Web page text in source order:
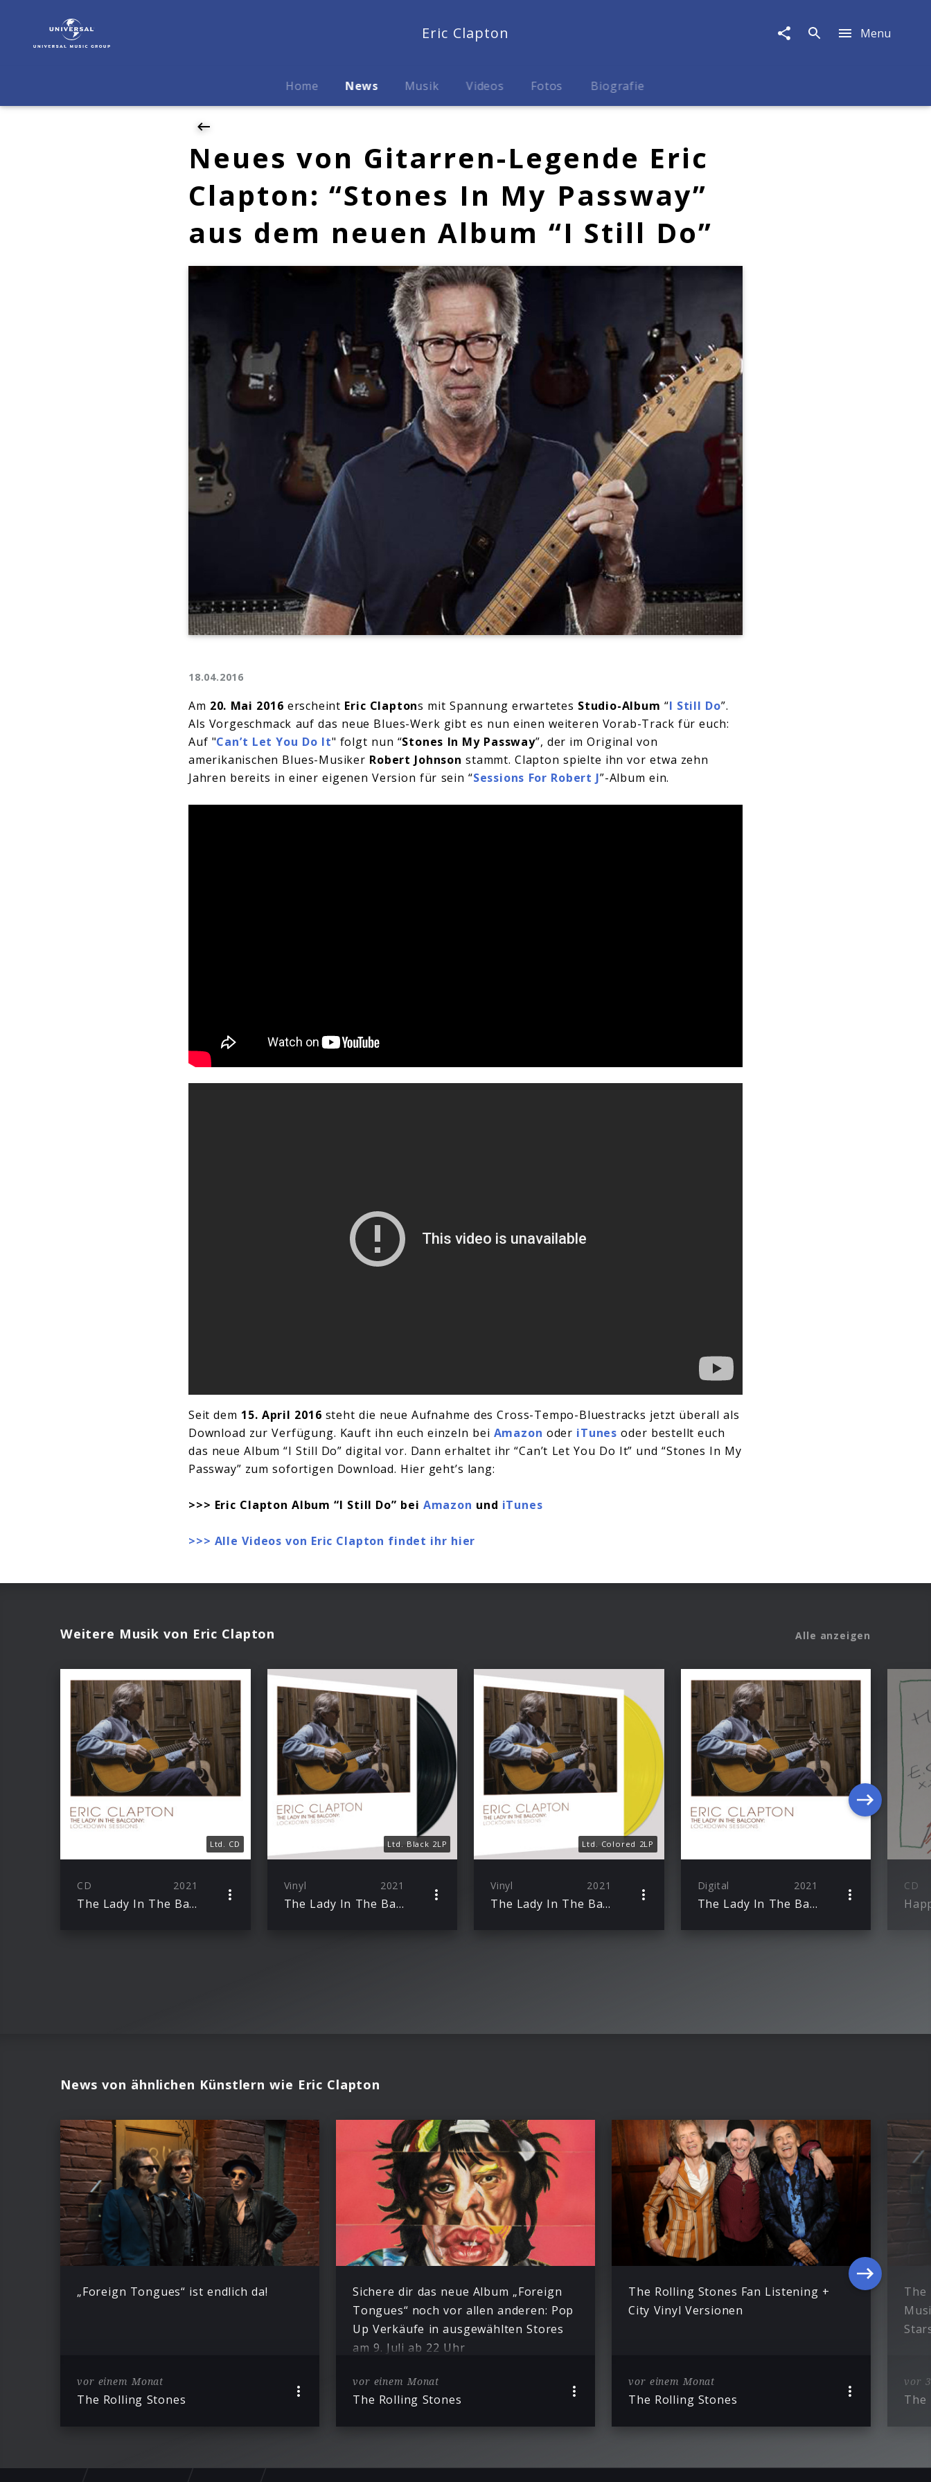
von
Eric Clapton Menu
Home News Musik Videos Fotos Biografie
Neues von Gitarren-Legende Eric
Clapton: “Stones In My Passway”
aus dem neuen Album “I Still Do”
18.04.2016
Am 20. Mai 2016 erscheint Eric Claptons mit Spannung erwartetes Studio-Album “I Still Do”.
Als Vorgeschmack auf das neue Blues-Werk gibt es nun einen weiteren Vorab-Track für euch:
Auf "Can’t Let You Do It" folgt nun “Stones In My Passway”, der im Original von
amerikanischen Blues-Musiker Robert Johnsonstammt. Clapton spielte ihn vor etwa zehn
Jahren bereits in einer eigenen Version für sein “Sessions For Robert J”-Album ein.
Seit dem 15. April 2016 steht die neue Aufnahme des Cross-Tempo-Bluestracks jetzt überall als
Download zur Verfügung. Kauft ihn euch einzeln bei Amazon oder iTunes oder bestellt euch
das neue Album “I Still Do” digital vor. Dann erhaltet ihr “Can’t Let You Do It” und “Stones In My
Passway” zum sofortigen Download. Hier geht’s lang:
>>> Eric Clapton Album “I Still Do” bei Amazon und iTunes
>>> Alle Videos von Eric Clapton findet ihr hier
Weitere Musik von Eric Clapton Alle anzeigen
Ltd. CD
CD 2021
The Lady In The Balcony: Lockdown Sessions
Ltd. Black 2LP
Vinyl 2021
The Lady In The Balcony: Lockdown Sessions
Ltd. Colored 2LP
Vinyl 2021
The Lady In The Balcony: Lockdown Sessions
Digital 2021
The Lady In The Balcony: Lockdown Sessions
CD
News von ähnlichen Künstlern wie Eric Clapton
„Foreign Tongues“ ist endlich da!
vor einem Monat
The Rolling Stones
Sichere dir das neue Album „Foreign
Tongues“ noch vor allen anderen: Pop
Up Verkäufe in ausgewählten Stores
am 9. Juli ab 22 Uhr
vor einem Monat
The Rolling Stones
The Rolling Stones Fan Listening +
City Vinyl Versionen
vor einem Monat
The Rolling Stones
The
vor
The